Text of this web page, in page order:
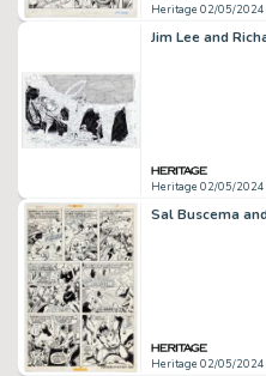
Heritage 02/05/2024
Heritage 02/05/2024
Heritage 02/05/2024